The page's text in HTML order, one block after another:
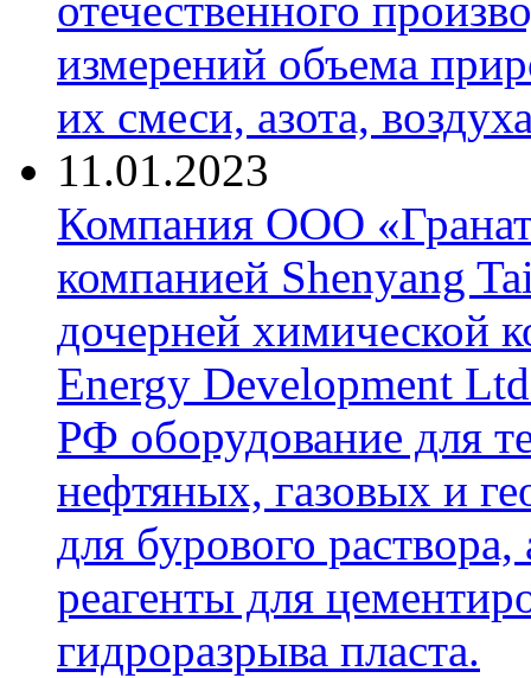
отечественного
измерений объема
их смеси, азота,
11.01.2023
Компания ООО
компанией Shenyang
дочерней химической
Energy Development
РФ оборудование для
нефтяных, газовых и
для бурового
реагенты для
гидроразрыва пласта.